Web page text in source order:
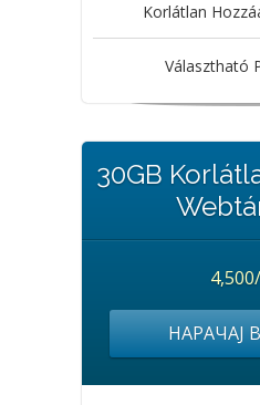
Korlátlan
Választható
30GB
НАРАЧАЈ